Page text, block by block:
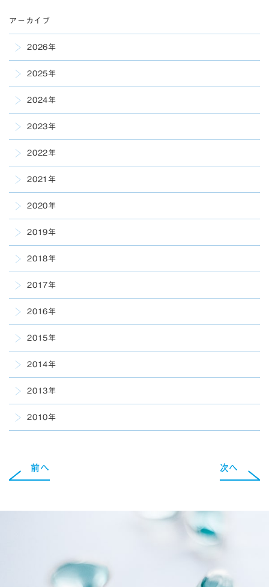
アーカイブ
2026年
2025年
2024年
2023年
2022年
2021年
2020年
2019年
2018年
2017年
2016年
2015年
2014年
2013年
2010年
前へ 次へ